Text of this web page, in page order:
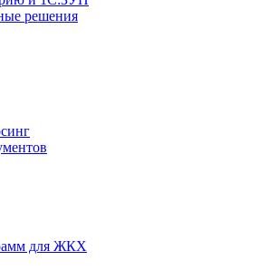
решения
для ЖКХ